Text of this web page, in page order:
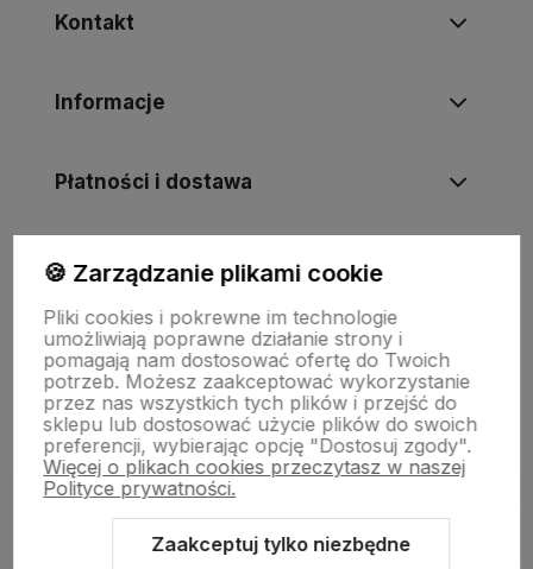
Kontakt
Informacje
Płatności i dostawa
Informacje
O nas
🍪 Zarządzanie plikami cookie
Pliki cookies i pokrewne im technologie
umożliwiają poprawne działanie strony i
pomagają nam dostosować ofertę do Twoich
potrzeb. Możesz zaakceptować wykorzystanie
przez nas wszystkich tych plików i przejść do
sklepu lub dostosować użycie plików do swoich
preferencji, wybierając opcję "Dostosuj zgody".
Więcej o plikach cookies przeczytasz w naszej
Polityce prywatności.
Zaakceptuj tylko niezbędne